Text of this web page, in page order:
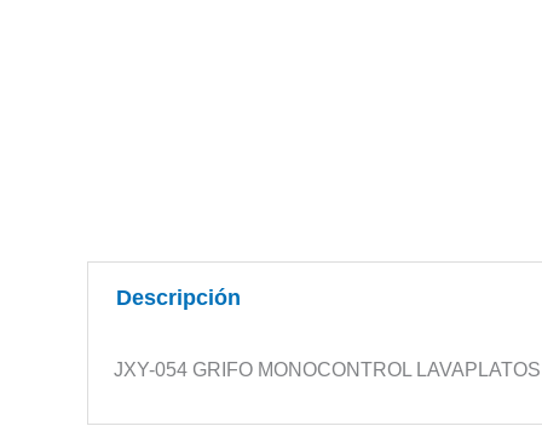
Descripción
JXY-054 GRIFO MONOCONTROL